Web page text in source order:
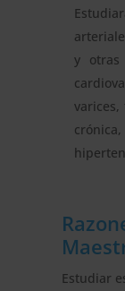
y otras
Estudiar